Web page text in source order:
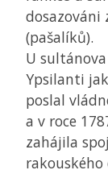
dosazováni
(pašalíků).
U
Ypsilanti
poslal
a v roce
zahájila
rakouského